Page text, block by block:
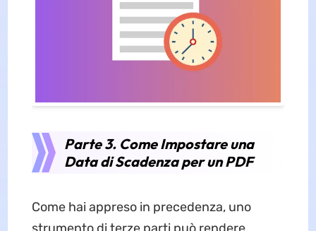
Parte 3. Come Impostare una
Data di Scadenza per un PDF
Come hai appreso in precedenza, uno